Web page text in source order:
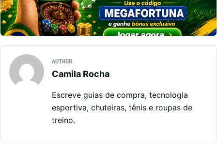
AUTHOR
Camila Rocha
Escreve guias de compra, tecnologia
esportiva, chuteiras, tênis e roupas de
treino.